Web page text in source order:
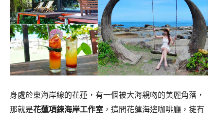
身處於東海岸線的花蓮，有一個被大海親吻的美麗角落，
那就是花蓮項鍊海岸工作室 ，這間花蓮海邊咖啡廳，擁有